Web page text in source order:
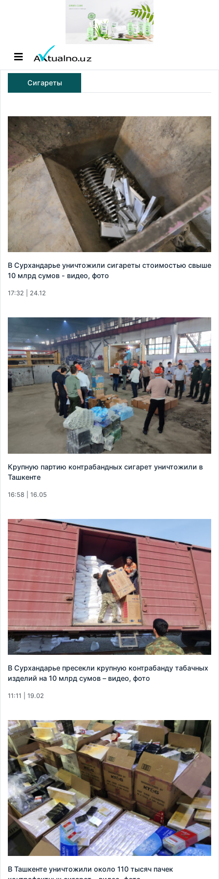
Сигареты
В Сурхандарье уничтожили сигареты стоимостью свыше
10 млрд сумов - видео, фото
17:32 | 24.12
Крупную партию контрабандных сигарет уничтожили в
Ташкенте
16:58 | 16.05
В Сурхандарье пресекли крупную контрабанду табачных
изделий на 10 млрд сумов – видео, фото
11:11 | 19.02
В Ташкенте уничтожили около 110 тысяч пачек